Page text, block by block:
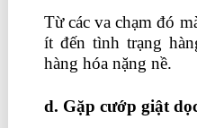
Từ các va chạm đó
ít đến tình trạng
hàng hóa nặng nề.
d. Gặp cướp giật